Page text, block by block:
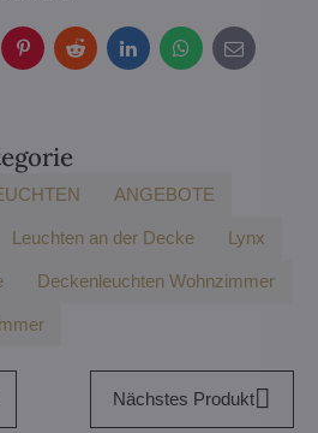
PinterestRedditLinkedInWhatsApp
E-
mail
ANGEBOTE
Leuchten an der Decke Lynx
Deckenleuchten Wohnzimmer
Nächstes Produkt